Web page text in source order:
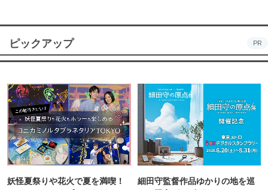
ピックアップ PR
妖怪夏祭りや花火で夏を満喫！
細田守監督作品ゆかりの地を巡